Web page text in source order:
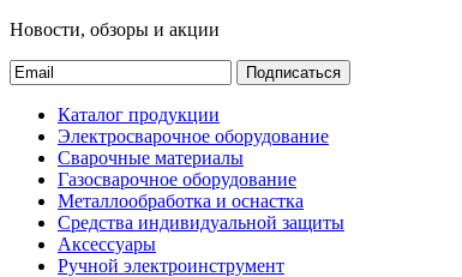
Новости, обзоры и акции
Подписаться
Каталог продукции
Электросварочное оборудование
Сварочные материалы
Газосварочное оборудование
Металлообработка и оснастка
Средства индивидуальной защиты
Аксессуары
Ручной электроинструмент